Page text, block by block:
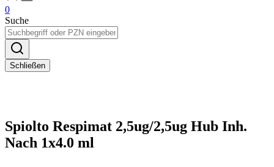
0
Suche
Schließen
Spiolto Respimat 2,5ug/2,5ug Hub Inh.
Nach 1x4.0 ml